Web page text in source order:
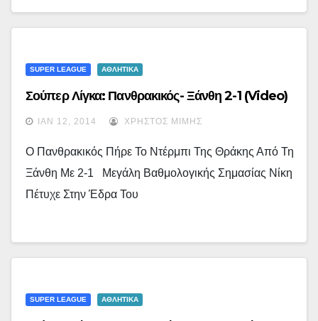
SUPER LEAGUE ΑΘΛΗΤΙΚΑ
Σούπερ Λίγκα: Πανθρακικός- Ξάνθη 2-1 (video)
ΙΑΝ 12, 2014 ΧΡΉΣΤΟΣ ΜΊΜΗΣ
Ο Πανθρακικός Πήρε Το Ντέρμπι Της Θράκης Από Τη
Ξάνθη Με 2-1 Μεγάλη Βαθμολογικής Σημασίας Νίκη
Πέτυχε Στην Έδρα Του
SUPER LEAGUE ΑΘΛΗΤΙΚΑ